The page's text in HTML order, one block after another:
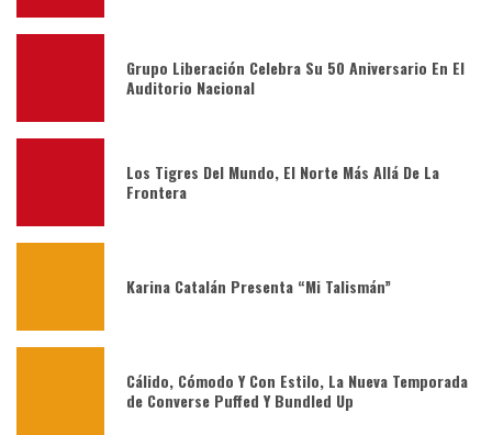
Grupo Liberación Celebra Su 50 Aniversario En El
Auditorio Nacional
Los Tigres Del Mundo, El Norte Más Allá De La
Frontera
Karina Catalán Presenta “Mi Talismán”
Cálido, Cómodo Y Con Estilo, La Nueva Temporada
de Converse Puffed Y Bundled Up